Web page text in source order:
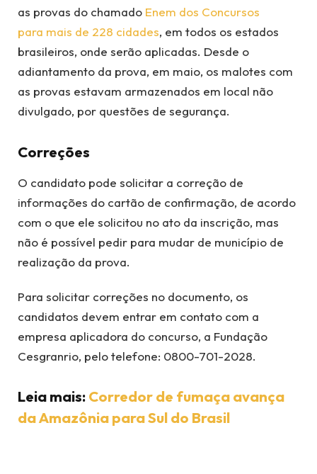
as provas do chamado Enem dos Concursos
para mais de 228 cidades, em todos os estados
brasileiros, onde serão aplicadas. Desde o
adiantamento da prova, em maio, os malotes com
as provas estavam armazenados em local não
divulgado, por questões de segurança.
Correções
O candidato pode solicitar a correção de
informações do cartão de confirmação, de acordo
com o que ele solicitou no ato da inscrição, mas
não é possível pedir para mudar de município de
realização da prova.
Para solicitar correções no documento, os
candidatos devem entrar em contato com a
empresa aplicadora do concurso, a Fundação
Cesgranrio, pelo telefone: 0800-701-2028.
Leia mais:Corredor de fumaça avança
da Amazônia para Sul do Brasil